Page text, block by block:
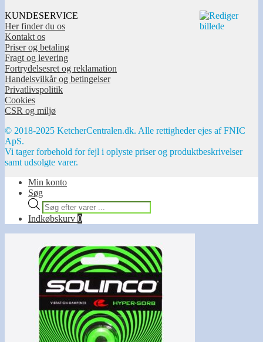
KUNDESERVICE
Her finder du os
Kontakt os
Priser og betaling
Fragt og levering
Fortrydelsesret og reklamation
Handelsvilkår og betingelser
Privatlivspolitik
Cookies
CSR og miljø
© 2018-2025 KetcherCentralen.dk. Alle rettigheder ejes af FNIC
ApS.
Vi tager forbehold for fejl i oplyste priser og produktbeskrivelser
samt udsolgte varer.
Min konto
Søg
Products
search
Indkøbskurv 0